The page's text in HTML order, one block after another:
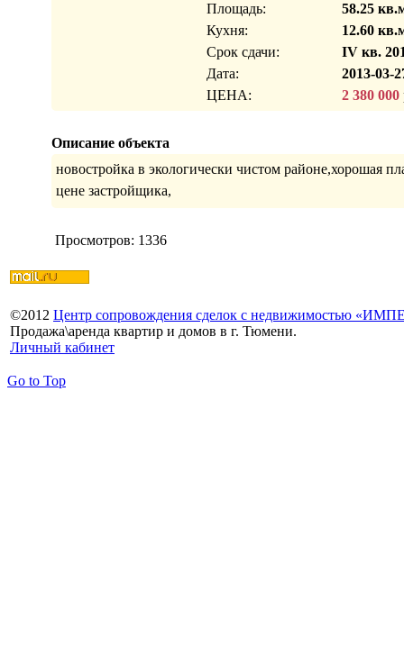
Площадь:
58.25
Кухня:
12.60
Срок сдачи:
IV кв.
Дата:
2013-03-
ЦЕНА:
2 380 000
Описание объекта
новостройка в экологически чистом районе,хорошая
цене застройщика,
Просмотров: 1336
©2012 Центр сопровождения сделок с недвижимостью
Продажа\аренда квартир и домов в г. Тюмени.
Личный кабинет
Go to Top